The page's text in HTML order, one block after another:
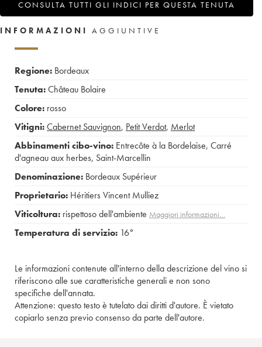
CONSULTA TUTTI GLI INDICI PER QUESTA TENUTA
INFORMAZIONI AGGIUNTIVE
Regione: Bordeaux
Tenuta:Château Bolaire
Colore: rosso
Vitigni:Cabernet Sauvignon, Petit Verdot, Merlot
Abbinamenti cibo-vino: Entrecôte à la Bordelaise, Carré
d'agneau aux herbes, Saint-Marcellin
Denominazione: Bordeaux Supérieur
Proprietario: Héritiers Vincent Mulliez
Viticoltura: rispettoso dell'ambiente Maggiori informazioni…
Temperatura di servizio: 16°
Le informazioni contenute all'interno della descrizione del vino si
riferiscono alle sue caratteristiche generali e non sono
specifiche dell'annata.
Attenzione: questo testo è tutelato dai diritti d'autore. È vietato
copiarlo senza previo consenso da parte dell'autore.